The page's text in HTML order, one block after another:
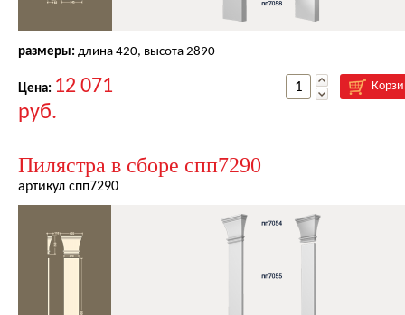
размеры: длина 420, высота 2890
Цена: 12 071
руб.
Пилястра в сборе спп7290
артикул спп7290